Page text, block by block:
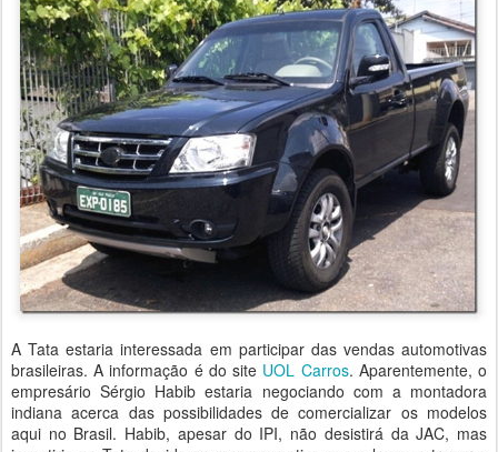
A Tata estaria interessada em participar das vendas automotivas
brasileiras. A informação é do site UOL Carros. Aparentemente, o
empresário Sérgio Habib estaria negociando com a montadora
indiana acerca das possibilidades de comercializar os modelos
aqui no Brasil. Habib, apesar do IPI, não desistirá da JAC, mas